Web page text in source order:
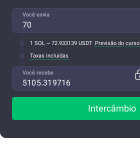
Você envia
1 SOL ~ 72.933139 USDT Previsão do curso
Taxas incluídas
Você recebe
Intercâmbio